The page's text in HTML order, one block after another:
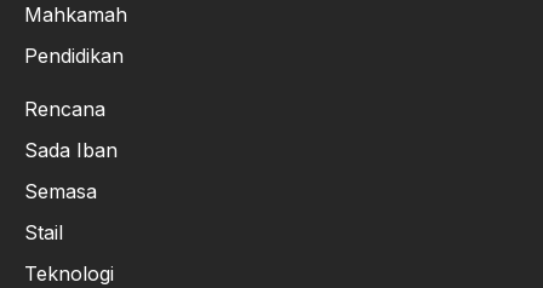
Mahkamah
Pendidikan
Rencana
Sada Iban
Semasa
Stail
Teknologi